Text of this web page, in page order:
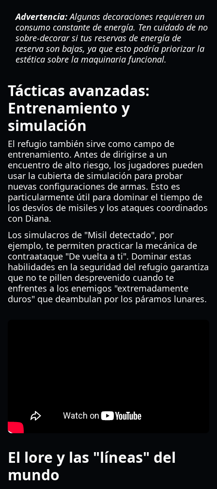
Advertencia:Algunas decoraciones requieren un
consumo constante de energía. Ten cuidado de no
sobre-decorar si tus reservas de energía de
reserva son bajas, ya que esto podría priorizar la
estética sobre la maquinaria funcional.
Tácticas avanzadas:
Entrenamiento y
simulación
El refugio también sirve como campo de
entrenamiento. Antes de dirigirse a un
encuentro de alto riesgo, los jugadores pueden
usar la cubierta de simulación para probar
nuevas configuraciones de armas. Esto es
particularmente útil para dominar el tiempo de
los desvíos de misiles y los ataques coordinados
con Diana.
Los simulacros de "Misil detectado", por
ejemplo, te permiten practicar la mecánica de
contraataque "De vuelta a ti". Dominar estas
habilidades en la seguridad del refugio garantiza
que no te pillen desprevenido cuando te
enfrentes a los enemigos "extremadamente
duros" que deambulan por los páramos lunares.
El lore y las "líneas" del
mundo